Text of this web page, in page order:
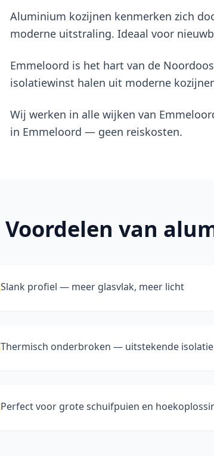
Aluminium kozijnen kenmerken zich
moderne uitstraling. Ideaal voor
Emmeloord is het hart van de
isolatiewinst halen uit moderne
Wij werken in alle wijken van
in Emmeloord — geen reiskosten.
Voordelen van
Slank profiel — meer glasvlak, meer licht
Thermisch onderbroken — uitstekende isolatie
Perfect voor grote schuifpuien en